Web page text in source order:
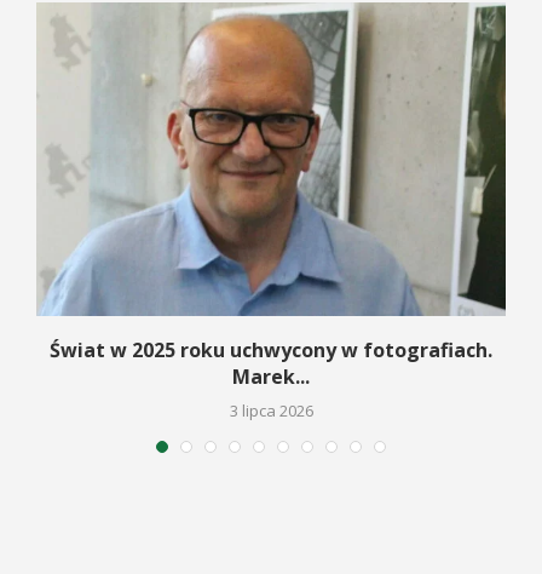
Świat w 2025 roku uchwycony w fotografiach.
Marek...
3 lipca 2026